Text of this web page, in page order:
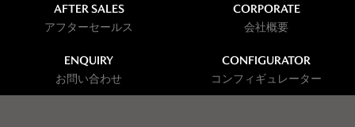
AFTER SALES
アフターセールス
CORPORATE
会社概要
ENQUIRY
お問い合わせ
CONFIGURATOR
コンフィギュレーター